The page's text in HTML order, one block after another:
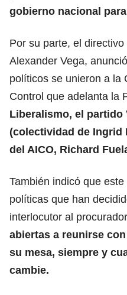
gobierno nacional
Por su parte, el
Alexander Vega,
políticos se unieron a la
Control que adelanta la
Liberalismo, el partido
(colectividad de Ingrid
del AICO, Richard
También indicó que
políticas que han
interlocutor al
abiertas a reunirse
su mesa, siempre y
cambie.